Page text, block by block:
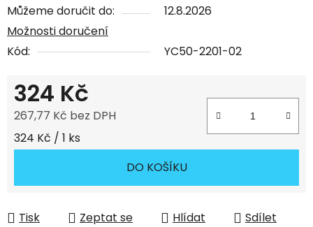
Můžeme doručit do:
12.8.2026
Možnosti doručení
Kód:
YC50-2201-02
324 Kč
267,77 Kč bez DPH
Měrná cena:
324 Kč / 1 ks
DO KOŠÍKU
Tisk Zeptat se Hlídat Sdílet